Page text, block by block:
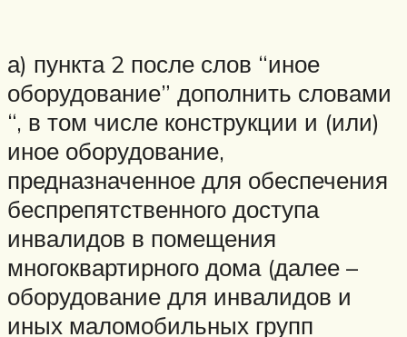
а) пункта 2 после слов “иное
оборудование” дополнить словами
“, в том числе конструкции и (или)
иное оборудование,
предназначенное для обеспечения
беспрепятственного доступа
инвалидов в помещения
многоквартирного дома (далее –
оборудование для инвалидов и
иных маломобильных групп